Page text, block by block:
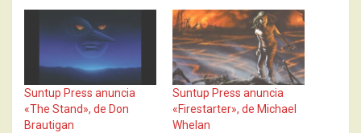
Suntup Press anuncia
«The Stand», de Don
Brautigan
Suntup Press anuncia
«Firestarter», de Michael
Whelan